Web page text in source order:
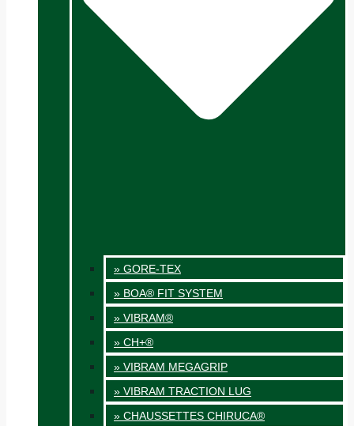
» GORE-TEX
» BOA® FIT SYSTEM
» VIBRAM®
» CH+®
» VIBRAM MEGAGRIP
» VIBRAM TRACTION LUG
» CHAUSSETTES CHIRUCA®